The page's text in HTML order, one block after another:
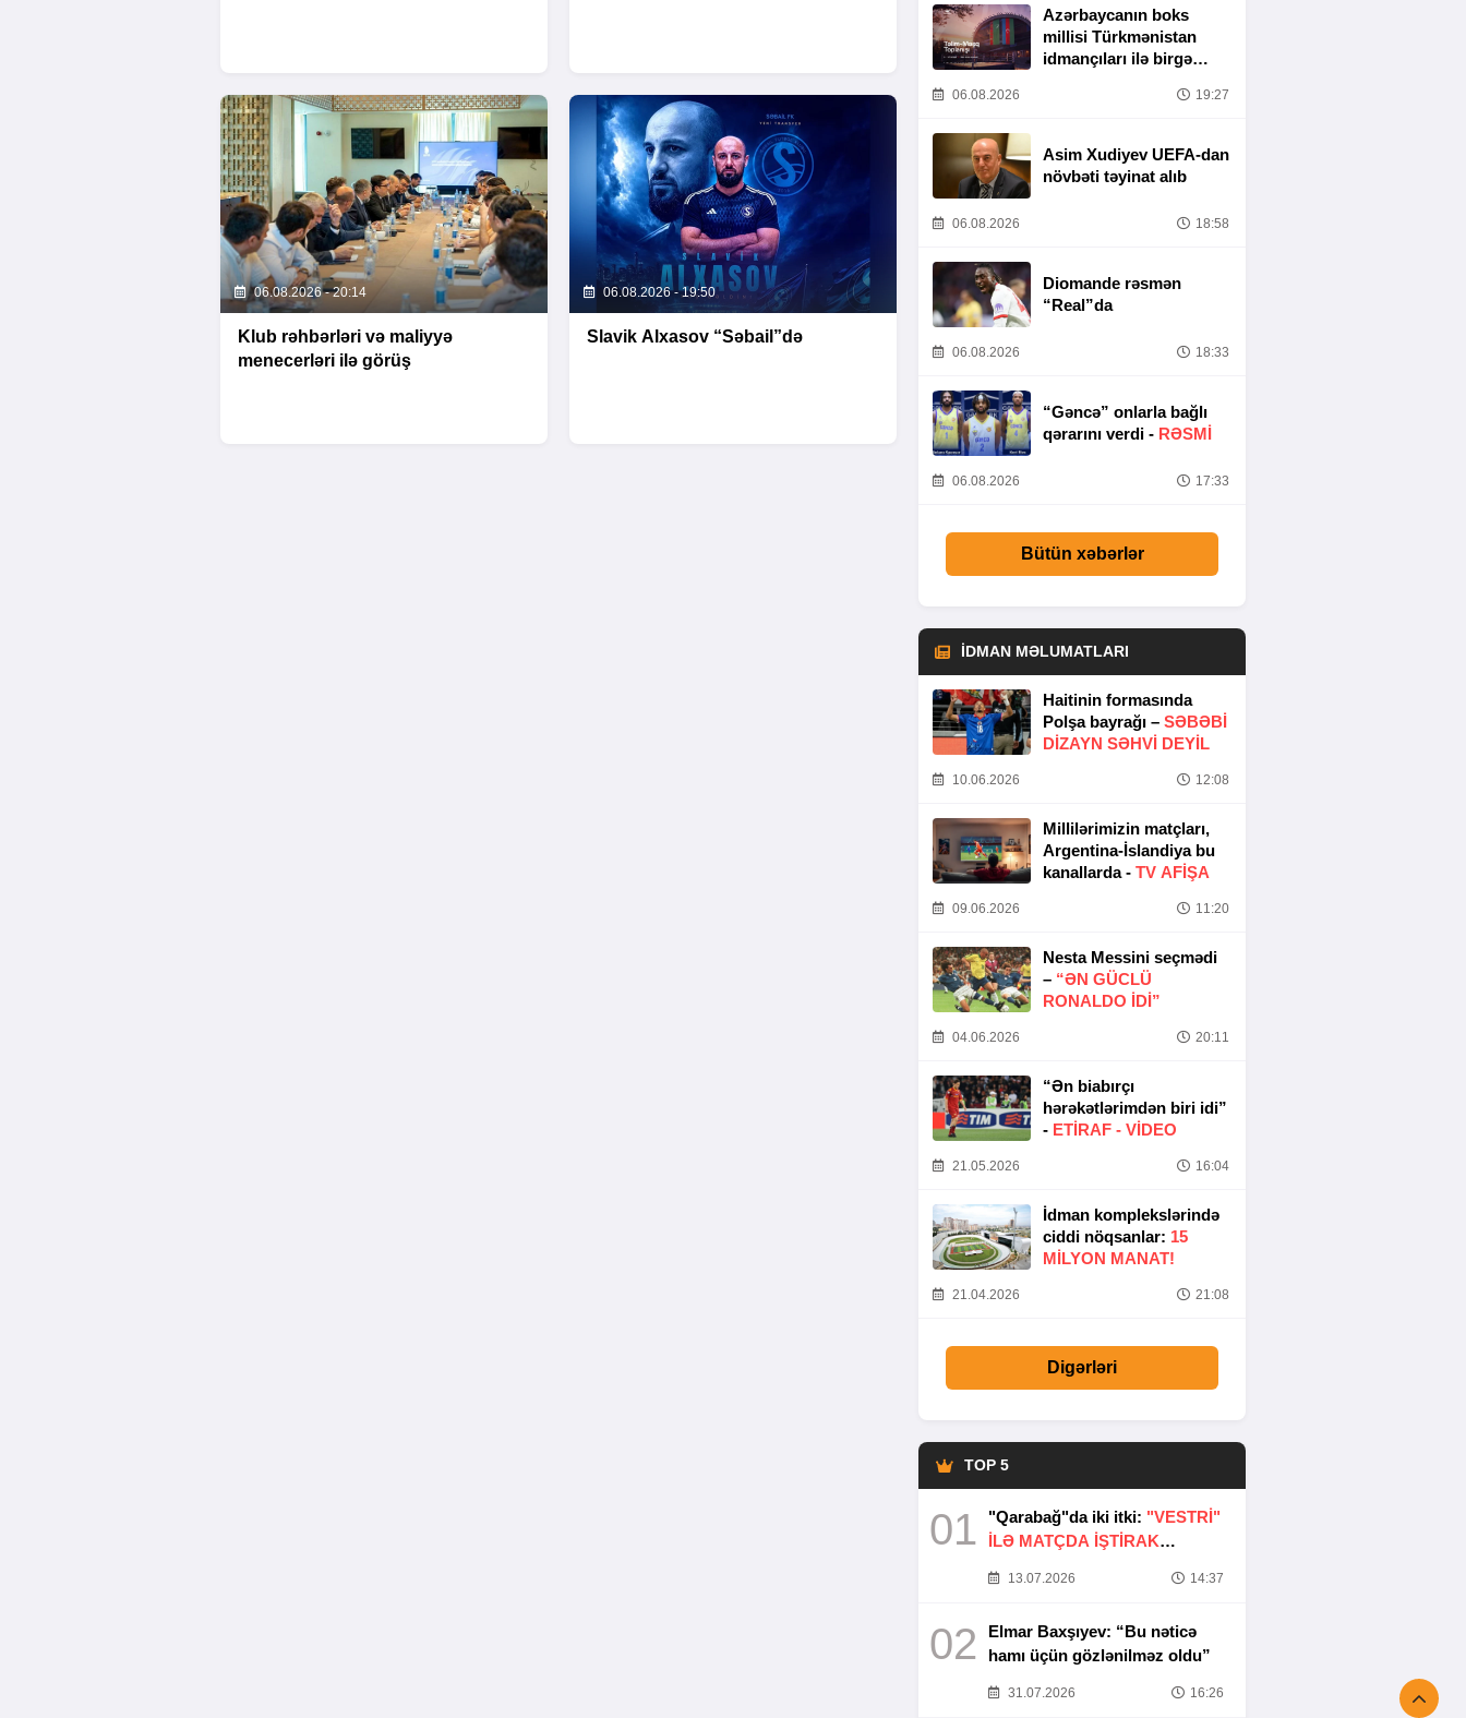
06.08.2026 - 20:14
Klub rəhbərləri və maliyyə
menecerləri ilə görüş
06.08.2026 - 19:50
Slavik Alxasov “Səbail”də
Azərbaycanın boks
millisi Türkmənistan
idmançıları ilə birgə
06.08.2026 19:27
Asim Xudiyev UEFA-dan
növbəti təyinat alıb
06.08.2026 18:58
Diomande rəsmən
“Real”da
06.08.2026 18:33
“Gəncə” onlarla bağlı
qərarını verdi - RƏSMİ
06.08.2026 17:33
Bütün xəbərlər
İDMAN MƏLUMATLARI
Haitinin formasında
Polşa bayrağı – SƏBƏBI
DIZAYN SƏHVI DEYIL
10.06.2026 12:08
Millilərimizin matçları,
Argentina-İslandiya bu
kanallarda - TV AFİŞA
09.06.2026 11:20
Nesta Messini seçmədi
– “ƏN GÜCLÜ
RONALDO IDI”
04.06.2026 20:11
“Ən biabırçı
hərəkətlərimdən biri idi”
- ETIRAF - VİDEO
21.05.2026 16:04
İdman komplekslərində
ciddi nöqsanlar: 15
MILYON MANAT!
21.04.2026 21:08
Digərləri
TOP 5
01 "Qarabağ"da iki itki: "VESTRİ"
İLƏ MATÇDA İŞTİRAK
13.07.2026 14:37
02
Elmar Baxşıyev: “Bu nəticə
hamı üçün gözlənilməz oldu”
31.07.2026 16:26